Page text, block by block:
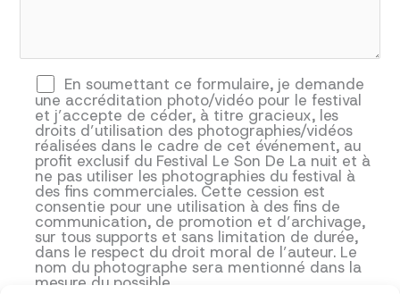
En soumettant ce formulaire, je demande
une accréditation photo/vidéo pour le festival
et j’accepte de céder, à titre gracieux, les
droits d’utilisation des photographies/vidéos
réalisées dans le cadre de cet événement, au
profit exclusif du Festival Le Son De La nuit et à
ne pas utiliser les photographies du festival à
des fins commerciales. Cette cession est
consentie pour une utilisation à des fins de
communication, de promotion et d’archivage,
sur tous supports et sans limitation de durée,
dans le respect du droit moral de l’auteur. Le
nom du photographe sera mentionné dans la
mesure du possible.